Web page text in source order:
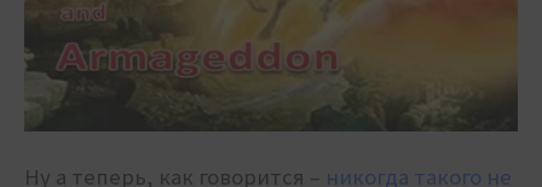
Ну а теперь, как говорится – никогда такого не